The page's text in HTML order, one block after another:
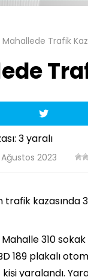
Trafik
2023
kazasında
310
189 plakalı
kişi yaralandı.